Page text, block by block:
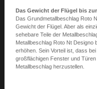
Das Gewicht der Flügel bis
Das Grundmetallbeschlag Roto
Gewicht der Flügel. Aber als
sehebare Teile der
Metallbeschlag Roto Nt
erhöhen. Sein Vorteil ist, dass
großflächigen Fenster und
Metallbeschlag herzustellen.